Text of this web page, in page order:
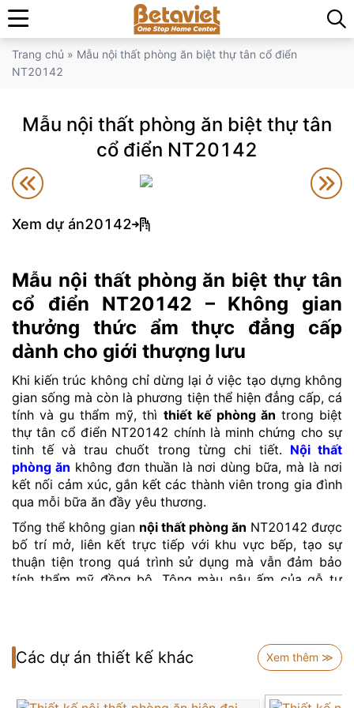
Trang chủ » Mẫu nội thất phòng ăn biệt thự tân cổ điển
NT20142
Mẫu nội thất phòng ăn biệt thự tân
cổ điển NT20142
Xem dự án20142
Mẫu nội thất phòng ăn biệt thự tân
cổ điển NT20142 – Không gian
thưởng thức ẩm thực đẳng cấp
dành cho giới thượng lưu
Khi kiến trúc không chỉ dừng lại ở việc tạo dựng không
gian sống mà còn là phương tiện thể hiện đẳng cấp, cá
tính và gu thẩm mỹ, thì thiết kế phòng ăn trong biệt
thự tân cổ điển NT20142 chính là minh chứng cho sự
tinh tế và trau chuốt trong từng chi tiết. Nội thất
phòng ăn không đơn thuần là nơi dùng bữa, mà là nơi
kết nối cảm xúc, gắn kết các thành viên trong gia đình
qua mỗi bữa ăn đầy yêu thương.
Tổng thể không gian nội thất phòng ăn NT20142 được
bố trí mở, liên kết trực tiếp với khu vực bếp, tạo sự
thuận tiện trong quá trình sử dụng mà vẫn đảm bảo
tính thẩm mỹ đồng bộ. Tông màu nâu ấm của gỗ tự
châu Âu.
Điểm nhấn ấn tượng nhất là bộ bàn ăn dài 12 ghế,
được chế tác thủ công từ gỗ quý với các hoa văn
Các dự án thiết kế khác Xem thêm ≫